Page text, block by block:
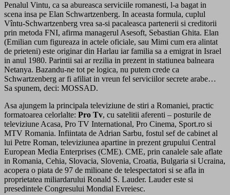
Penalul Vintu, ca sa abureasca serviciile romanesti, l-a bagat in
scena insa pe Elan Schwartzenberg. In aceasta formula, cuplul
Vîntu-Schwartzenberg vrea sa-si pacaleasca partenerii si creditorii
prin metoda FNI, afirma managerul Asesoft, Sebastian Ghita. Elan
(Emilian cum figureaza in actele oficiale, sau Mimi cum era alintat
de prieteni) este originar din Harlau iar familia sa a emigrat in Israel
in anul 1980. Parintii sai ar rezilia in prezent in statiunea balneara
Netanya. Bazandu-ne tot pe logica, nu putem crede ca
Schwartzenberg ar fi afiliat in vreun fel serviciilor secrete arabe…
Sa spunem, deci: MOSSAD.
Asa ajungem la principala televiziune de stiri a Romaniei, practic
formatoarea celorlalte: Pro Tv, cu satelitii aferenti – posturile de
televiziune Acasa, Pro TV International, Pro Cinema, Sport.ro si
MTV Romania. Infiintata de Adrian Sarbu, fostul sef de cabinet al
lui Petre Roman, televiziunea apartine in prezent grupului Central
European Media Enterprises (CME). CME, prin canalele sale aflate
in Romania, Cehia, Slovacia, Slovenia, Croatia, Bulgaria si Ucraina,
acopera o piata de 97 de milioane de telespectatori si se afla in
proprietatea miliardarului Ronald S. Lauder. Lauder este si
presedintele Congresului Mondial Evreiesc.